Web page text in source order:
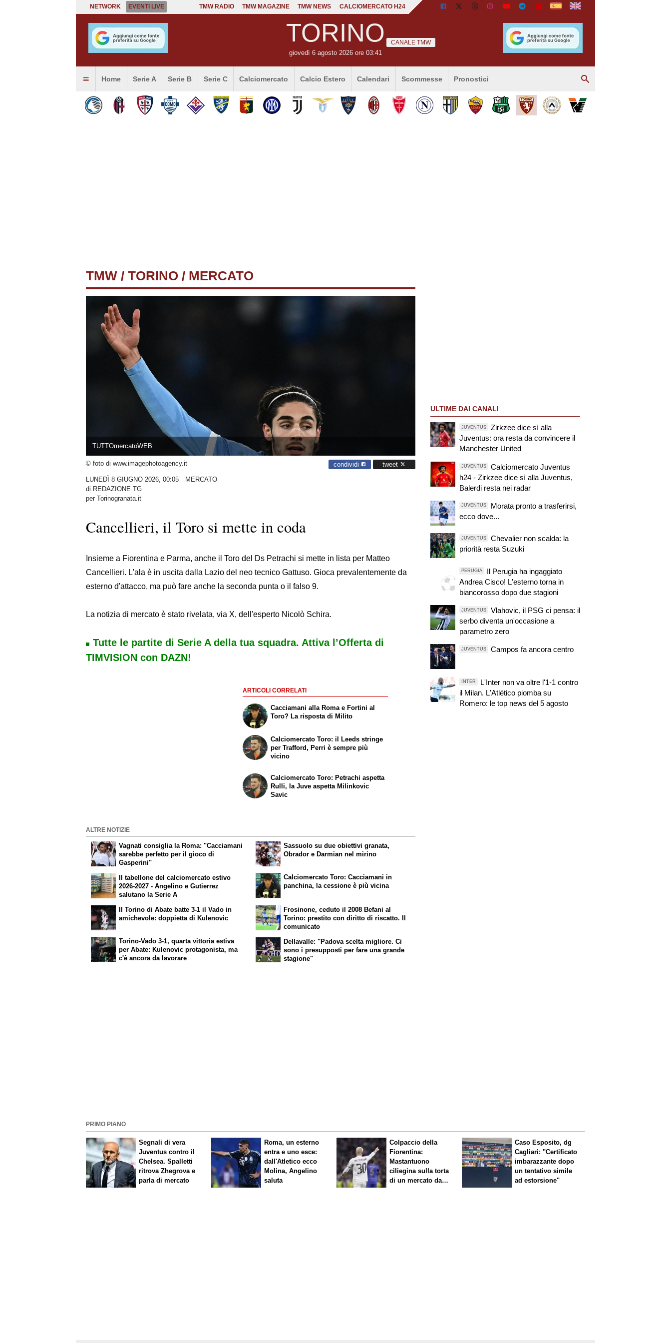
NETWORK EVENTI LIVE TMW RADIO TMW MAGAZINE TMW NEWS CALCIOMERCATO H24
TORINO
giovedì 6 agosto 2026 ore 03:41
CANALE TMW
Home Serie A Serie B Serie C Calciomercato Calcio Estero Calendari Scommesse Pronostici
TMW / TORINO / MERCATO
TUTTOmercatoWEB
© foto di www.imagephotoagency.it condividi tweet
LUNEDÌ 8 GIUGNO 2026, 00:05
MERCATO
di REDAZIONE TG
per Torinogranata.it
Cancellieri, il Toro si mette in coda
Insieme a Fiorentina e Parma, anche il Toro del Ds Petrachi si mette in lista per Matteo
Cancellieri. L'ala è in uscita dalla Lazio del neo tecnico Gattuso. Gioca prevalentemente da
esterno d'attacco, ma può fare anche la seconda punta o il falso 9.
La notizia di mercato è stato rivelata, via X, dell'esperto Nicolò Schira.
Tutte le partite di Serie A della tua squadra. Attiva l’Offerta di
TIMVISION con DAZN!
ARTICOLI CORRELATI
Cacciamani alla Roma e Fortini al
Toro? La risposta di Milito
Calciomercato Toro: il Leeds stringe
per Trafford, Perri è sempre più
vicino
Calciomercato Toro: Petrachi aspetta
Rulli, la Juve aspetta Milinkovic
Savic
ALTRE NOTIZIE
Vagnati consiglia la Roma: "Cacciamani
sarebbe perfetto per il gioco di
Gasperini"
Il tabellone del calciomercato estivo
2026-2027 - Angelino e Gutierrez
salutano la Serie A
Sassuolo su due obiettivi granata,
Obrador e Darmian nel mirino
Calciomercato Toro: Cacciamani in
panchina, la cessione è più vicina
Il Torino di Abate batte 3-1 il Vado in
amichevole: doppietta di Kulenovic
Torino-Vado 3-1, quarta vittoria estiva
per Abate: Kulenovic protagonista, ma
c'è ancora da lavorare
Frosinone, ceduto il 2008 Befani al
Torino: prestito con diritto di riscatto. Il
comunicato
Dellavalle: "Padova scelta migliore. Ci
sono i presupposti per fare una grande
stagione"
ULTIME DAI CANALI
JUVENTUS
Zirkzee dice sì alla
Juventus: ora resta da convincere il
Manchester United
JUVENTUS
Calciomercato Juventus
h24 - Zirkzee dice sì alla Juventus,
Balerdi resta nei radar
JUVENTUS
Morata pronto a trasferirsi,
ecco dove...
JUVENTUS
Chevalier non scalda: la
priorità resta Suzuki
PERUGIA
Il Perugia ha ingaggiato
Andrea Cisco! L'esterno torna in
biancorosso dopo due stagioni
JUVENTUS
Vlahovic, il PSG ci pensa: il
serbo diventa un'occasione a
parametro zero
JUVENTUS Campos fa ancora centro
INTER
L'Inter non va oltre l'1-1 contro
il Milan. L'Atlético piomba su
Romero: le top news del 5 agosto
PRIMO PIANO
Segnali di vera
Juventus contro il
Chelsea. Spalletti
ritrova Zhegrova e
parla di mercato
Roma, un esterno
entra e uno esce:
dall'Atletico ecco
Molina, Angelino
saluta
Colpaccio della
Fiorentina:
Mastantuono
ciliegina sulla torta
di un mercato da
Caso Esposito, dg
Cagliari: "Certificato
imbarazzante dopo
un tentativo simile
ad estorsione"